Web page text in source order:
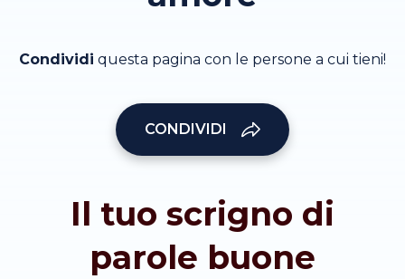
Condividi questa pagina con le persone a cui tieni!
CONDIVIDI
Il tuo scrigno di
parole buone